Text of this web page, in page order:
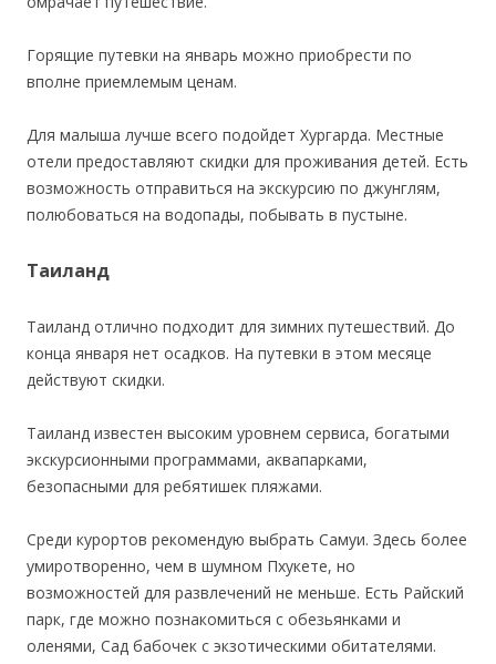
Горящие путевки на январь можно приобрести по
вполне приемлемым ценам.
Для малыша лучше всего подойдет Хургарда. Местные
отели предоставляют скидки для проживания детей. Есть
возможность отправиться на экскурсию по джунглям,
полюбоваться на водопады, побывать в пустыне.
Таиланд
Таиланд отлично подходит для зимних путешествий. До
конца января нет осадков. На путевки в этом месяце
действуют скидки.
Таиланд известен высоким уровнем сервиса, богатыми
экскурсионными программами, аквапарками,
безопасными для ребятишек пляжами.
Среди курортов рекомендую выбрать Самуи. Здесь более
умиротворенно, чем в шумном Пхукете, но
возможностей для развлечений не меньше. Есть Райский
парк, где можно познакомиться с обезьянками и
оленями, Сад бабочек с экзотическими обитателями.